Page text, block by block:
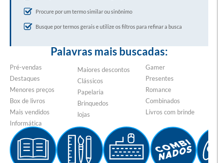
Procure por um termo similar ou sinônimo
Busque por termos gerais e utilize os filtros para refinar a busca
Palavras mais buscadas:
Pré-vendas
Destaques
Menores preços
Box de livros
Mais vendidos
Informática
Maiores descontos
Clássicos
Papelaria
Brinquedos
lojas
Gamer
Presentes
Romance
Combinados
Livros com brinde